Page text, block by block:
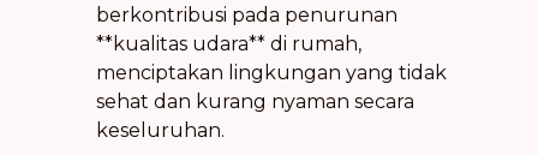
berkontribusi pada penurunan
**kualitas udara** di rumah,
menciptakan lingkungan yang tidak
sehat dan kurang nyaman secara
keseluruhan.